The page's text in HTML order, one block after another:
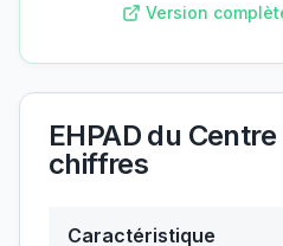
Version
EHPAD du
chiffres
Caractéristique